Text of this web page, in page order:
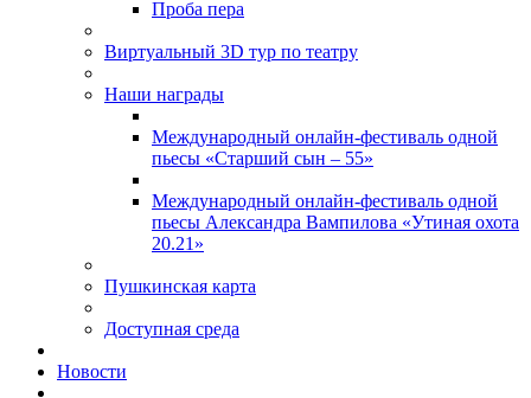
Проба пера
Виртуальный 3D тур по театру
Наши награды
Международный онлайн-фестиваль одной
пьесы «Старший сын – 55»
Международный онлайн-фестиваль одной
пьесы Александра Вампилова «Утиная охота
20.21»
Пушкинская карта
Доступная среда
Новости